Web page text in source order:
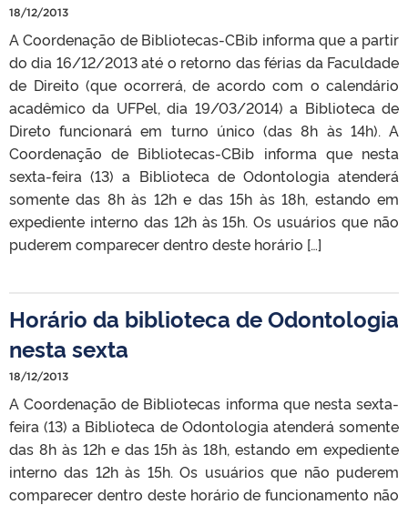
18/12/2013
A Coordenação de Bibliotecas-CBib informa que a partir
do dia 16/12/2013 até o retorno das férias da Faculdade
de Direito (que ocorrerá, de acordo com o calendário
acadêmico da UFPel, dia 19/03/2014) a Biblioteca de
Direto funcionará em turno único (das 8h às 14h). A
Coordenação de Bibliotecas-CBib informa que nesta
sexta-feira (13) a Biblioteca de Odontologia atenderá
somente das 8h às 12h e das 15h às 18h, estando em
expediente interno das 12h às 15h. Os usuários que não
puderem comparecer dentro deste horário […]
Horário da biblioteca de Odontologia
nesta sexta
18/12/2013
A Coordenação de Bibliotecas informa que nesta sexta-
feira (13) a Biblioteca de Odontologia atenderá somente
das 8h às 12h e das 15h às 18h, estando em expediente
interno das 12h às 15h. Os usuários que não puderem
comparecer dentro deste horário de funcionamento não